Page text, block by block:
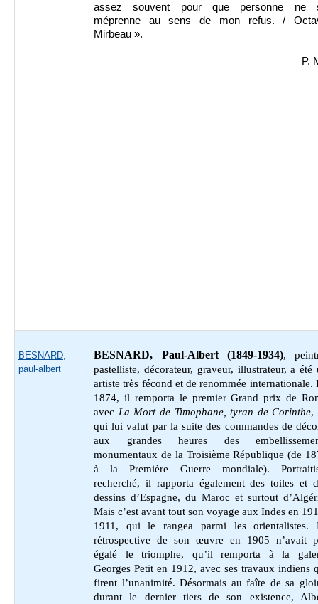
assez souvent pour que personne ne
méprenne au sens de mon refus. /
Mirbeau ».
P.
BESNARD,
paul-albert
BESNARD, Paul-Albert (1849-1934),
pastelliste, décorateur, graveur, illustrateur, a été
artiste très fécond et de renommée internationale.
1874, il remporta le premier Grand prix de
avec La Mort de Timophane, tyran de Corinthe,
qui lui valut par la suite des commandes de
aux grandes heures des
monumentaux de la Troisième République (de
à la Première Guerre mondiale).
recherché, il rapporta également des toiles et
dessins d’Espagne, du Maroc et surtout
Mais c’est avant tout son voyage aux Indes en
1911, qui le rangea parmi les orientalistes.
rétrospective de son œuvre en 1905 n’avait
égalé le triomphe, qu’il remporta à la
Georges Petit en 1912, avec ses travaux indiens
firent l’unanimité. Désormais au faîte de sa
durant le dernier tiers de son existence,